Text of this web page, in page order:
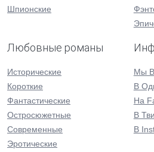
Шпионские
Любовные романы
Исторические
Короткие
Фантастические
Остросюжетные
Современные
Эротические
Мы
В
На
В
В